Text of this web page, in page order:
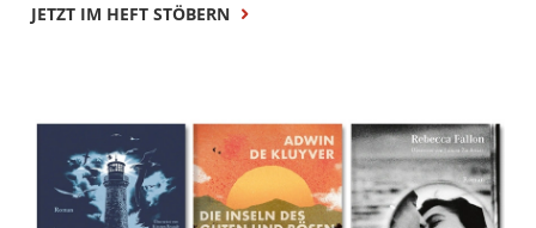
JETZT IM HEFT STÖBERN